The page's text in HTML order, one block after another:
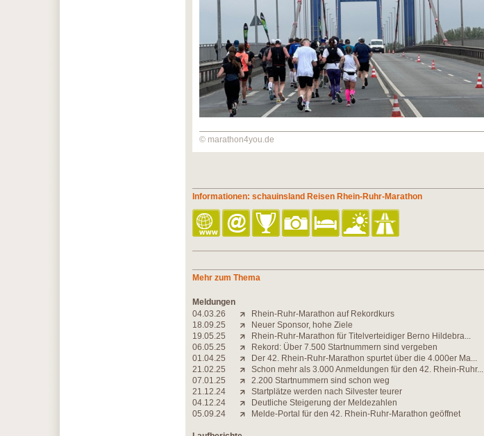
© marathon4you.de
Informationen: schauinsland Reisen Rhein-Ruhr-Marathon
Mehr zum Thema
Meldungen
04.03.26
Rhein-Ruhr-Marathon auf Rekordkurs
18.09.25
Neuer Sponsor, hohe Ziele
19.05.25
Rhein-Ruhr-Marathon für Titelverteidiger Berno Hildebra...
06.05.25
Rekord: Über 7.500 Startnummern sind vergeben
01.04.25
Der 42. Rhein-Ruhr-Marathon spurtet über die 4.000er Ma...
21.02.25
Schon mehr als 3.000 Anmeldungen für den 42. Rhein-Ruhr...
07.01.25
2.200 Startnummern sind schon weg
21.12.24
Startplätze werden nach Silvester teurer
04.12.24
Deutliche Steigerung der Meldezahlen
05.09.24
Melde-Portal für den 42. Rhein-Ruhr-Marathon geöffnet